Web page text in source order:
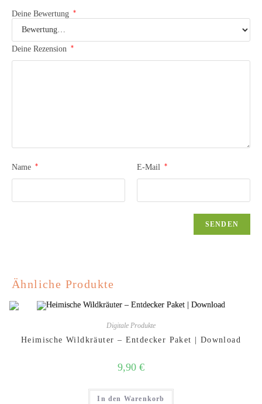
Deine Bewertung *
Deine Rezension *
Name * E-Mail *
Ähnliche Produkte
Digitale Produkte
Heimische Wildkräuter – Entdecker Paket | Download
9,90 €
In den Warenkorb